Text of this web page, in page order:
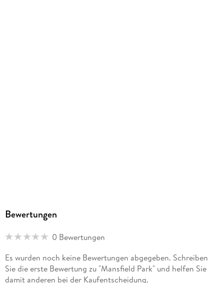
Bewertungen
0 Bewertungen
Es wurden noch keine Bewertungen abgegeben. Schreiben
Sie die erste Bewertung zu "Mansfield Park" und helfen Sie
damit anderen bei der Kaufentscheidung.